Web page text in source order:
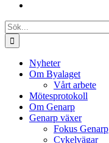
Sök
efter:
Nyheter
Om Byalaget
Vårt arbete
Mötesprotokoll
Om Genarp
Genarp växer
Fokus Genarp
Cykelvägar